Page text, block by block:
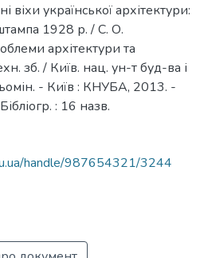
віхи української архітектури:
1928 р. / С. О.
архітектури та
зб. / Київ. нац. ун-т буд-ва і
- Київ : КНУБА, 2013. -
: 16 назв.
handle/987654321/3244